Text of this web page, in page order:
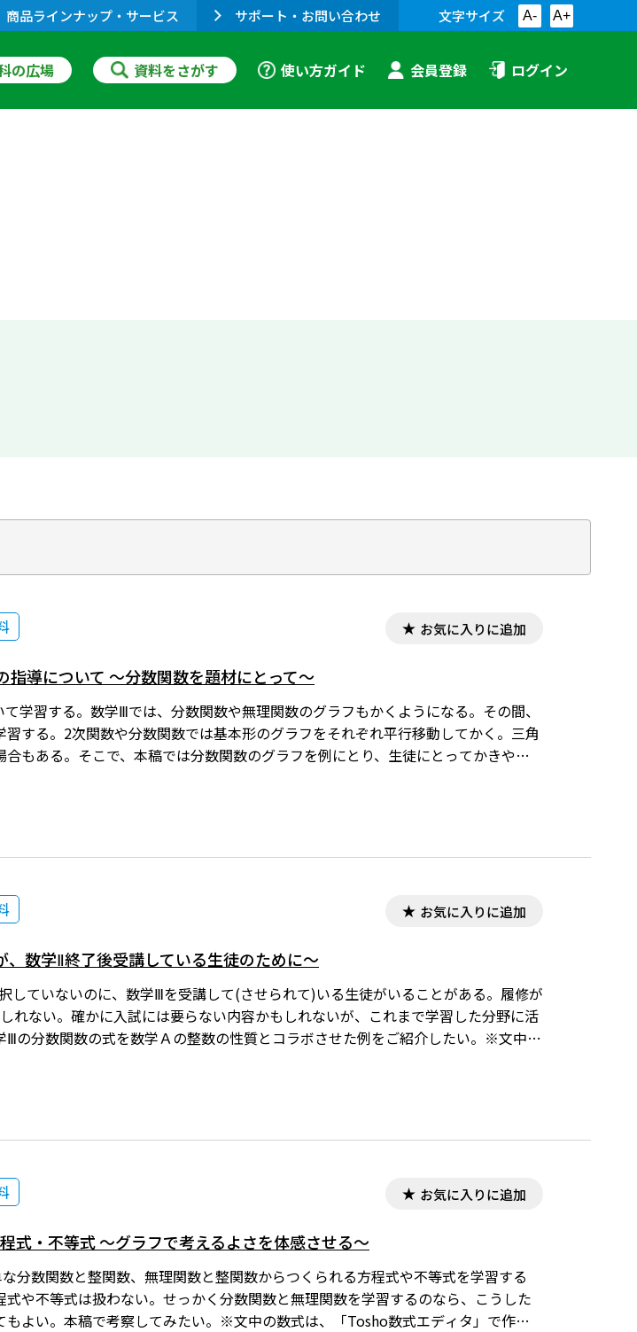
商品ラインナップ・サービス サポート・お問い合わせ 文字サイズ A- A+
の広場 資料をさがす 使い方ガイド 会員登録 ログイン
お気に入りに追加
導について ～分数関数を題材にとって～
学習する。数学Ⅲでは、分数関数や無理関数のグラフもかくようになる。その間、
する。2次関数や分数関数では基本形のグラフをそれぞれ平行移動してかく。三角
もある。そこで、本稿では分数関数のグラフを例にとり、生徒にとってかきやす
お気に入りに追加
数学Ⅱ終了後受講している生徒のために～
していないのに、数学Ⅲを受講して(させられて)いる生徒がいることがある。履修が
れない。確かに入試には要らない内容かもしれないが、これまで学習した分野に活
の分数関数の式を数学Ａの整数の性質とコラボさせた例をご紹介したい。※文中の
ダウンロードはこちら
お気に入りに追加
式・不等式 ～グラフで考えるよさを体感させる～
分数関数と整関数、無理関数と整関数からつくられる方程式や不等式を学習する
や不等式は扱わない。せっかく分数関数と無理関数を学習するのなら、こうした
よい。本稿で考察してみたい。※文中の数式は、「Tosho数式エディタ」で作成